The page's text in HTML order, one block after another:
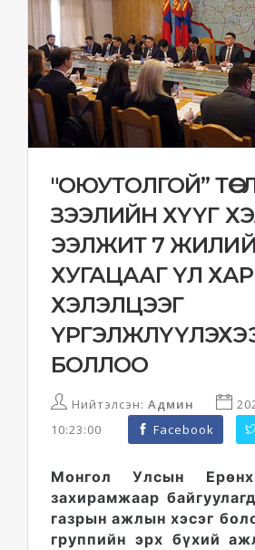
"ОЮУТОЛГОЙ”
ЗЭЭЛИЙН ХҮҮГ
ЭЭЛЖИТ 7
ХУГАЦААГ ҮЛ
ХЭЛЭЛЦЭЭГ
БОЛЛОО
Нийтэлсэн: Админ
10:23:00
Facebook
Монгол Улсын
захирамжаар
газрын ажлын хэсэг
группийн эрх бүхий